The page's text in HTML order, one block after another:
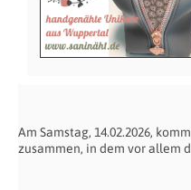
Am Samstag, 14.02.2026,
zusammen, in dem vor allem